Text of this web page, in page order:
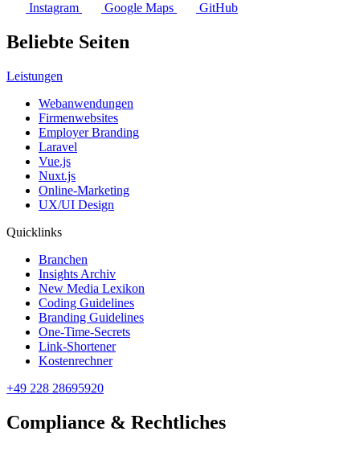
Instagram Google Maps GitHub
Beliebte Seiten
Leistungen
Webanwendungen
Firmenwebsites
Employer Branding
Laravel
Vue.js
Nuxt.js
Online-Marketing
UX/UI Design
Quicklinks
Branchen
Insights Archiv
New Media Lexikon
Coding Guidelines
Branding Guidelines
One-Time-Secrets
Link-Shortener
Kostenrechner
+49 228 28695920
Compliance & Rechtliches